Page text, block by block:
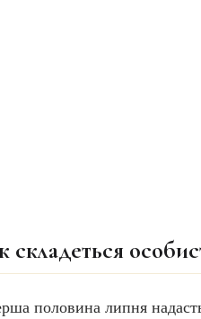
складеться
половина липня